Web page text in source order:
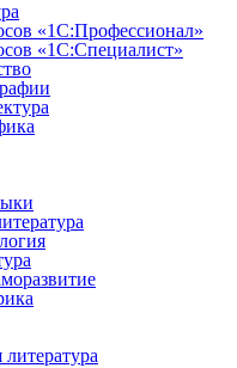
«1С:Профессионал»
«1С:Специалист»